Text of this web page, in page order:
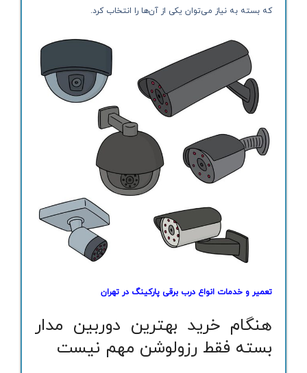
که بسته به نیاز می‌توان یکی از آن‌ها را انتخاب کرد.
تعمیر و خدمات انواع درب برقی پارکینگ در تهران
هنگام خرید بهترین دوربین مدار
بسته فقط رزولوشن مهم نیست